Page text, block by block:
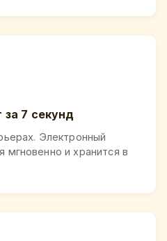
7 секунд
Электронный
мгновенно и хранится в